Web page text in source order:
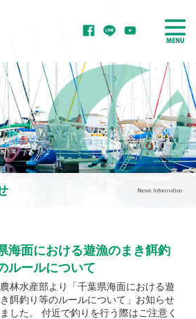
ボート・ヨットを
借りたい
マリーナで学ぶ
ボート免許取得
News Information
海面における遊漁のまき餌釣
ルールについて
林水産部より「千葉県海面における遊
餌釣り等のルールについて」お知らせ
した。 付近で釣りを行う際はご注意く